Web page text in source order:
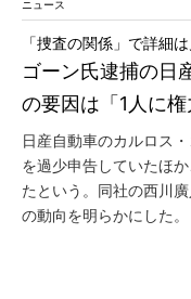
ニュース
ゴーン氏逮捕の
の要因は「1人に権
「捜査の関係」で詳細
日産自動車のカルロス
を過少申告していたほ
たという。同社の西川
の動向を明らかにした。